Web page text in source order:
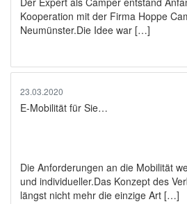
Kooperation mit der Firma Hoppe
Neumünster.Die Idee war […]
23.03.2020
E-Mobilität für Sie…
Die Anforderungen an die Mobilität
und individueller.Das Konzept des
längst nicht mehr die einzige Art […]